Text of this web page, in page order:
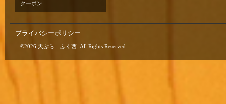
クーポン
プライバシーポリシー
©2026 天ぷら ふく西 . All Rights Reserved.